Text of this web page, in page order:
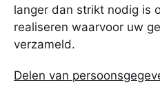
langer dan strikt nodig is
realiseren waarvoor uw
verzameld.
Delen van